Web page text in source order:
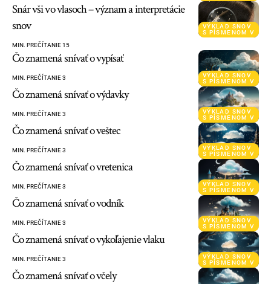
VÝKLAD SNOV
S PÍSMENOM V
Snár vši vo vlasoch – význam a interpretácie
snov
MIN. PREČÍTANIE 15
VÝKLAD SNOV
S PÍSMENOM V
Čo znamená snívať o vypísať
MIN. PREČÍTANIE 3
VÝKLAD SNOV
S PÍSMENOM V
Čo znamená snívať o výdavky
MIN. PREČÍTANIE 3
VÝKLAD SNOV
S PÍSMENOM V
Čo znamená snívať o veštec
MIN. PREČÍTANIE 3
VÝKLAD SNOV
S PÍSMENOM V
Čo znamená snívať o vretenica
MIN. PREČÍTANIE 3
VÝKLAD SNOV
S PÍSMENOM V
Čo znamená snívať o vodník
MIN. PREČÍTANIE 3
VÝKLAD SNOV
S PÍSMENOM V
Čo znamená snívať o vykoľajenie vlaku
MIN. PREČÍTANIE 3
Čo znamená snívať o včely